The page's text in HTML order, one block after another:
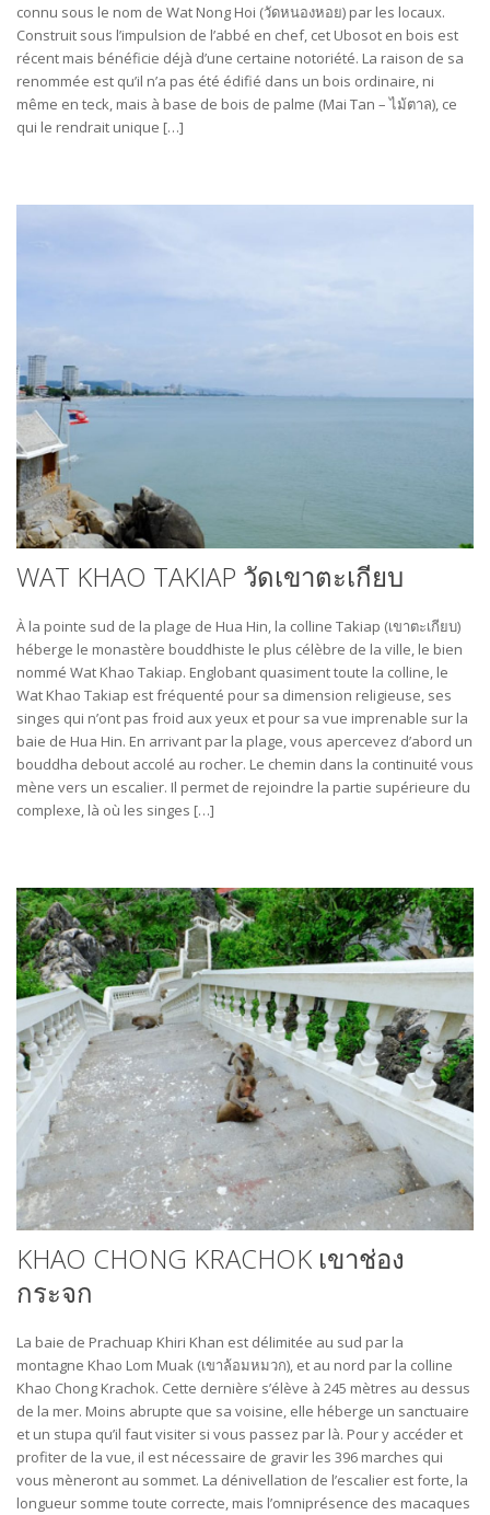
connu sous le nom de Wat Nong Hoi (วัดหนองหอย) par les locaux.
Construit sous l’impulsion de l’abbé en chef, cet Ubosot en bois est
récent mais bénéficie déjà d’une certaine notoriété. La raison de sa
renommée est qu’il n’a pas été édifié dans un bois ordinaire, ni
même en teck, mais à base de bois de palme (Mai Tan – ไม้ตาล), ce
qui le rendrait unique […]
WAT KHAO TAKIAP วัดเขาตะเกียบ
À la pointe sud de la plage de Hua Hin, la colline Takiap (เขาตะเกียบ)
héberge le monastère bouddhiste le plus célèbre de la ville, le bien
nommé Wat Khao Takiap. Englobant quasiment toute la colline, le
Wat Khao Takiap est fréquenté pour sa dimension religieuse, ses
singes qui n’ont pas froid aux yeux et pour sa vue imprenable sur la
baie de Hua Hin. En arrivant par la plage, vous apercevez d’abord un
bouddha debout accolé au rocher. Le chemin dans la continuité vous
mène vers un escalier. Il permet de rejoindre la partie supérieure du
complexe, là où les singes […]
KHAO CHONG KRACHOK เขาช่อง
กระจก
La baie de Prachuap Khiri Khan est délimitée au sud par la
montagne Khao Lom Muak (เขาล้อมหมวก), et au nord par la colline
Khao Chong Krachok. Cette dernière s’élève à 245 mètres au dessus
de la mer. Moins abrupte que sa voisine, elle héberge un sanctuaire
et un stupa qu’il faut visiter si vous passez par là. Pour y accéder et
profiter de la vue, il est nécessaire de gravir les 396 marches qui
vous mèneront au sommet. La dénivellation de l’escalier est forte, la
longueur somme toute correcte, mais l’omniprésence des macaques